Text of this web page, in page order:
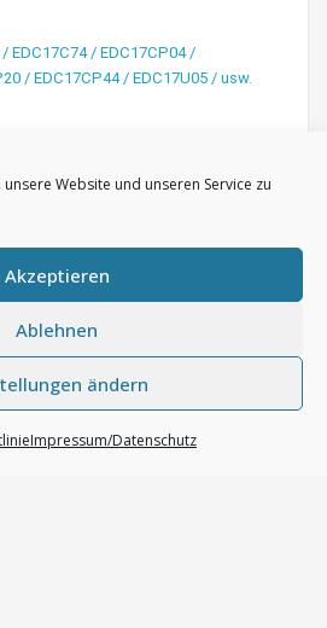
Website und unseren Service zu
Akzeptieren
Ablehnen
ändern
Impressum/Datenschutz
EDC17C74 / EDC17CP04 /
/ EDC17CP44 / EDC17U05 / usw.